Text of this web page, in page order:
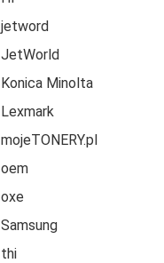
jetword
JetWorld
Konica Minolta
Lexmark
mojeTONERY.pl
oem
oxe
Samsung
thi